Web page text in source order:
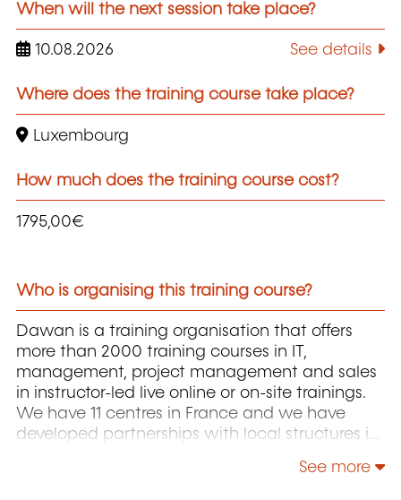
When will the next session take place?
10.08.2026 See details
Where does the training course take place?
Luxembourg
How much does the training course cost?
1795,00€
Who is organising this training course?
Dawan is a training organisation that offers
more than 2000 training courses in IT,
management, project management and sales
in instructor-led live online or on-site trainings.
We have 11 centres in France and we have
developed partnerships with local structures in
catalogue includes hundreds of topics: Java,
See more